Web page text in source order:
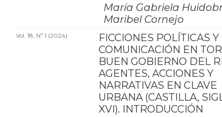
María Gabriela
Maribel Cornejo
Vol. 18, Nº 1 (2024)
FICCIONES POLÍTICAS Y
COMUNICACIÓN EN
BUEN GOBIERNO DEL
AGENTES, ACCIONES Y
NARRATIVAS EN CLAVE
URBANA (CASTILLA,
XVI). INTRODUCCIÓN